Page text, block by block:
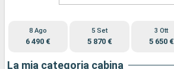
8 Ago
6 490 €
5 Set
5 870 €
3 Ott
5 650 €
La mia categoria cabina
Ricerca